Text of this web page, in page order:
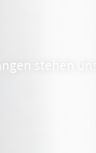
stehen